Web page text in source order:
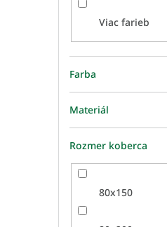
Viac farieb
Farba
Materiál
Rozmer koberca
80x150